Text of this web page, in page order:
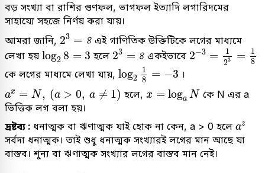
বড় সংখ্যা বা রাশির গুণফল, ভাগফল ইত্যাদি লগারিদমের
সাহায্যে সহজে নির্ণয় করা যায়।
আমরা জানি, 23 = ৪
23 ৪এই গাণিতিক উক্তিটিকে লগের মাধ্যমে
লেখা হয় log2 8 = 3
log 28 3 হলে 23 = ৪
23 ৪একইভাবে 2−3 =
1
23 =
1
8
2-3= 123= 8
কে লগের মাধ্যমে লেখা যায়, log2
1
8 = −3
log 1 3 ।
ax = N, (a > 0, a ≠ 1)
ax N, ( a> 0 a≠ হলে,x = loga N
x log a N
কে N এর a
ভিত্তিক লগ বলা হয়।
দ্রষ্টব্য : ধনাত্মক বা ঋণাত্মক যাই হোক না কেন, a > 0 হলে az
az
সর্বদা ধনাত্মক। তাই শুধু ধনাত্মক সংখ্যারই লগের মান আছে যা
বাস্তব। শূন্য বা ঋণাত্মক সংখ্যার লগের বাস্তব মান নেই।